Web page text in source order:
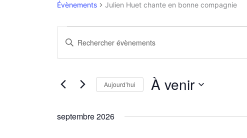
Évènements Julien Huet chante en bonne compagnie
navigation
vues
Saisir
mot-
clé.
Évènements
par
Aujourd’hui À venir
date.
septembre 2026